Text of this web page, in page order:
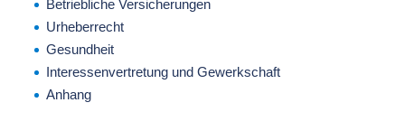
Betriebliche Versicherungen
Urheberrecht
Gesundheit
Interessenvertretung und Gewerkschaft
Anhang